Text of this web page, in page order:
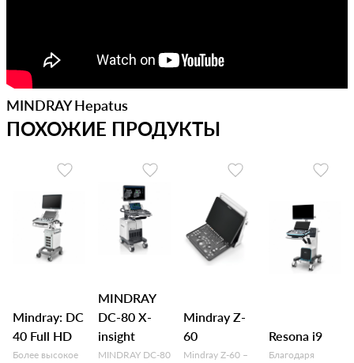
MINDRAY Hepatus
ПОХОЖИЕ ПРОДУКТЫ
Mindray: DC
40 Full HD
Более высокое
MINDRAY
DC-80 X-
insight
MINDRAY DC-80
Mindray Z-
60
Mindray Z-60 –
Resona i9
Благодаря